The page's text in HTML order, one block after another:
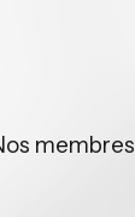
membres